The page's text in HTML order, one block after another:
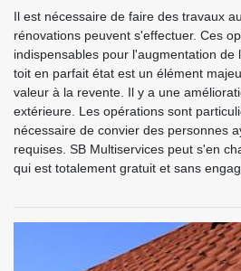
Il est nécessaire de faire des travaux
rénovations peuvent s'effectuer. Ces
indispensables pour l'augmentation de
toit en parfait état est un élément
valeur à la revente. Il y a une
extérieure. Les opérations sont
nécessaire de convier des personnes
requises. SB Multiservices peut s'en
qui est totalement gratuit et sans